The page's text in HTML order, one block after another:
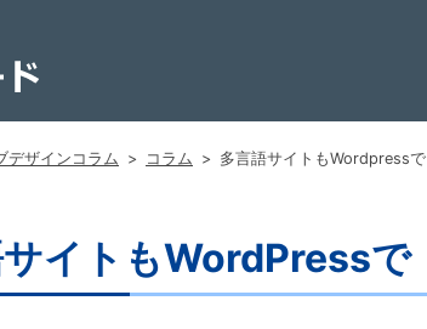
デザインコラム > コラム > 多言語サイトもWordpressで
イトもWordPressで